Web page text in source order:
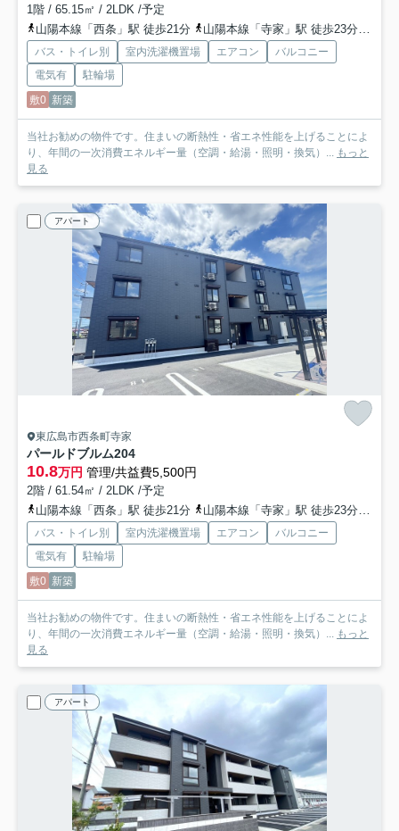
1階 / 65.15㎡ / 2LDK /予定
山陽本線「西条」駅 徒歩21分
山陽本線「寺家」駅 徒歩23分
バス・トイレ別 室内洗濯機置場 エアコン
バルコニー
電気有
駐輪場
敷0 新築
当社お勧めの物件です。住まいの断熱性・省エネ性能を上げることによ
り、年間の一次消費エネルギー量（空調・給湯・照明・換気）...
もっと
見る
アパート
東広島市西条町寺家
パールドブルム204
10.8万円 管理/共益費5,500円
2階 / 61.54㎡ / 2LDK /予定
山陽本線「西条」駅 徒歩21分
山陽本線「寺家」駅 徒歩23分
バス・トイレ別 室内洗濯機置場 エアコン
バルコニー
電気有
駐輪場
敷0 新築
当社お勧めの物件です。住まいの断熱性・省エネ性能を上げることによ
り、年間の一次消費エネルギー量（空調・給湯・照明・換気）...
もっと
見る
アパート